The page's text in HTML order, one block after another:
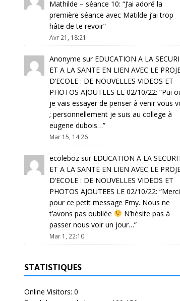
Mathilde – séance 10: “J’ai adoré la
première séance avec Matilde j’ai trop
hâte de te revoir”
Avr 21, 18:21
Anonyme sur EDUCATION A LA
ET A LA SANTE EN LIEN AVEC LE
D’ECOLE : DE NOUVELLES VIDEOS ET
PHOTOS AJOUTEES LE 02/10/22: “Pui
je vais essayer de penser à venir vous
; personnellement je suis au college à
eugene dubois…”
Mar 15, 14:26
ecolebozsur EDUCATION A LA
ET A LA SANTE EN LIEN AVEC LE
D’ECOLE : DE NOUVELLES VIDEOS ET
PHOTOS AJOUTEES LE 02/10/22: “Merci
pour ce petit message Emy. Nous ne
t’avons pas oubliée
N’hésite pas à
passer nous voir un jour…”
Mar 1, 22:10
STATISTIQUES
Online Visitors: 0